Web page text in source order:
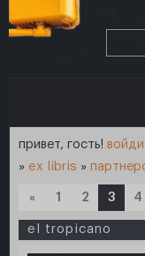
привет, гость!
» ex libris »
« 1 2 3 4
el tropicano